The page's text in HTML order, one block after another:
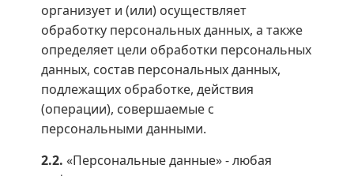
организует и (или) осуществляет
обработку персональных данных, а также
определяет цели обработки персональных
данных, состав персональных данных,
подлежащих обработке, действия
(операции), совершаемые с
персональными данными.
2.2. «Персональные данные» - любая